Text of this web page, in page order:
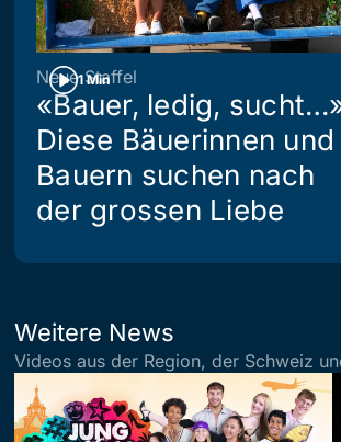
1 Min
Neue Staffel
«Bauer, ledig,
Diese Bäuerinnen und
Bauern suchen nach
der grossen Liebe
Weitere News
Videos aus der Region, der Schweiz